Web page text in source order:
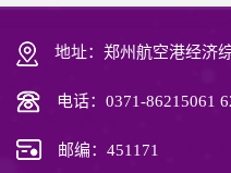
地址：郑州航空港经济
电话：0371-86215061
邮编：451171